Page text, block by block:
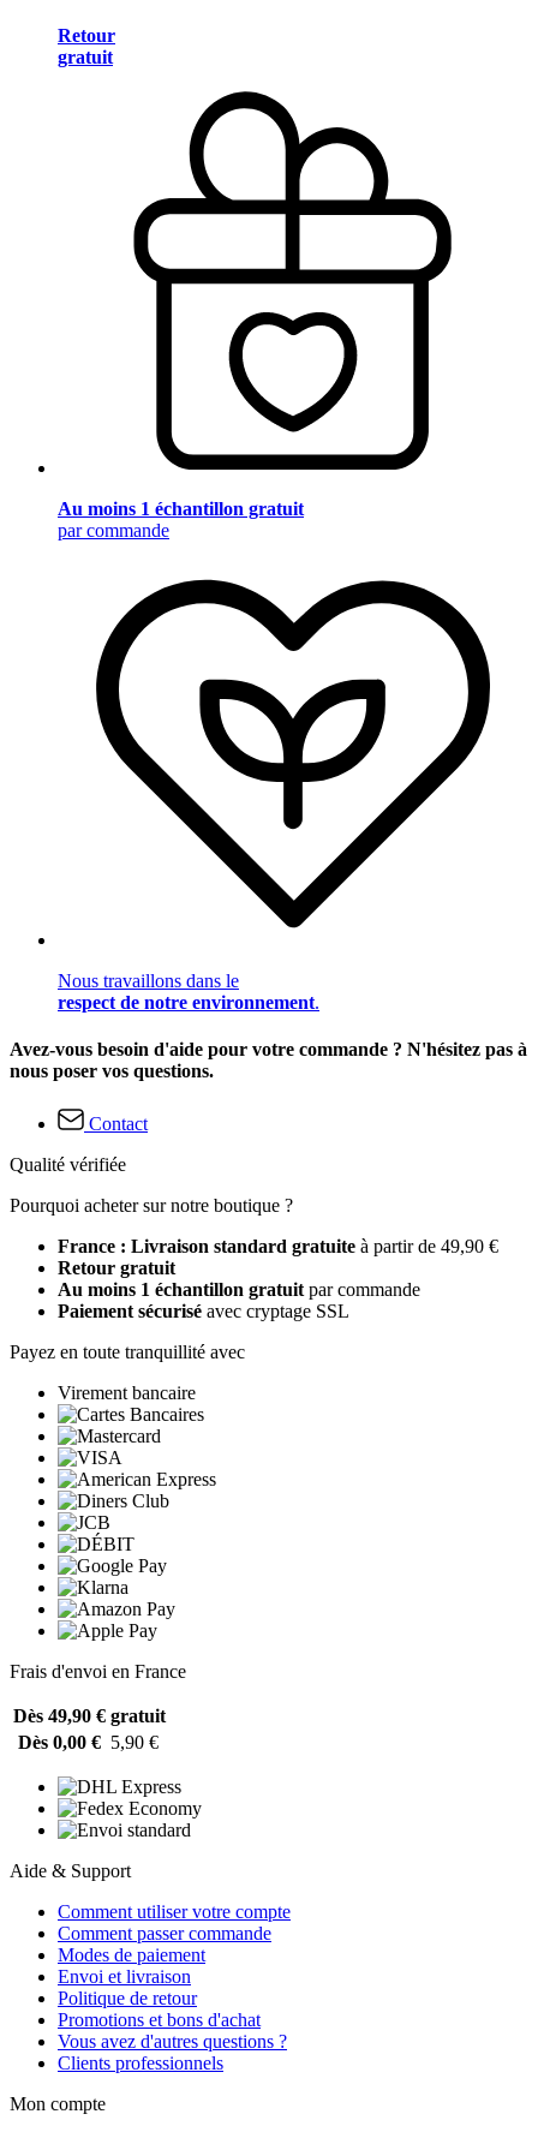
Retour
gratuit
Au moins 1 échantillon gratuit
par commande
Nous travaillons dans le
respect de notre environnement.
Avez-vous besoin d'aide pour votre commande ? N'hésitez pas à
nous poser vos questions.
Contact
Qualité vérifiée
Pourquoi acheter sur notre boutique ?
France : Livraison standard gratuite à partir de 49,90 €
Retour gratuit
Au moins 1 échantillon gratuit par commande
Paiement sécurisé avec cryptage SSL
Payez en toute tranquillité avec
Virement bancaire
Frais d'envoi en France
Dès 49,90 € gratuit
Dès 0,00 € 5,90 €
Aide & Support
Comment utiliser votre compte
Comment passer commande
Modes de paiement
Envoi et livraison
Politique de retour
Promotions et bons d'achat
Vous avez d'autres questions ?
Clients professionnels
Mon compte